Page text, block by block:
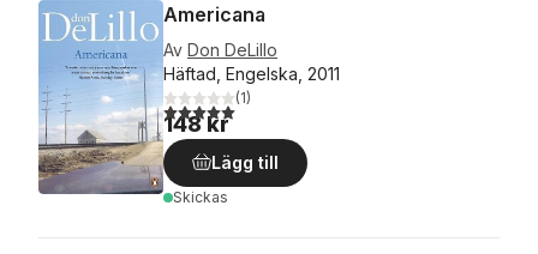
Americana
Av Don DeLillo
Häftad, Engelska, 2011
5,0utav 5 stjärnor. Totalt antal röster:
(1)
148 kr
Lägg till
Skickas